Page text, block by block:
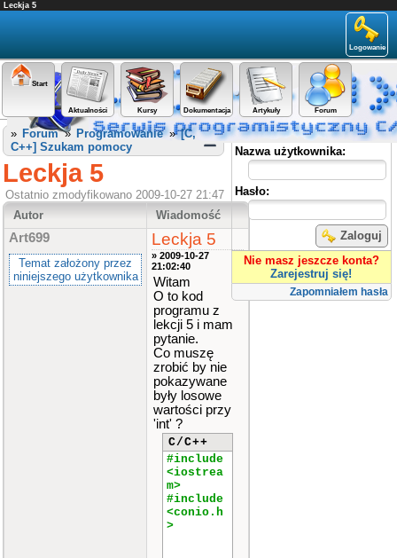
Leckja 5
Logowanie
Start
Aktualności Kursy Dokumentacja Artykuły Forum
Panel użytkownika
Nazwa użytkownika:
Hasło:
Zaloguj
Nie masz jeszcze konta?
Zarejestruj się!
Zapomniałem hasła
» Forum» Programowanie»[C,
C++] Szukam pomocy
Leckja 5
Ostatnio zmodyfikowano 2009-10-27 21:47
Autor
Wiadomość
Art699
Temat założony przez
niniejszego użytkownika
Leckja 5
» 2009-10-27
21:02:40
Witam
O to kod
programu z
lekcji 5 i mam
pytanie.
Co muszę
zrobić by nie
pokazywane
były losowe
wartości przy
'int' ?
C/C++
#include
<iostrea
m>
#include
<conio.h
>